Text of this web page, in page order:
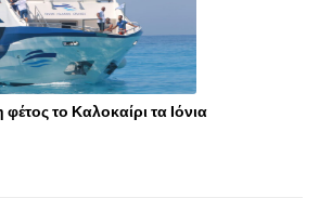
το Καλοκαίρι τα Ιόνια